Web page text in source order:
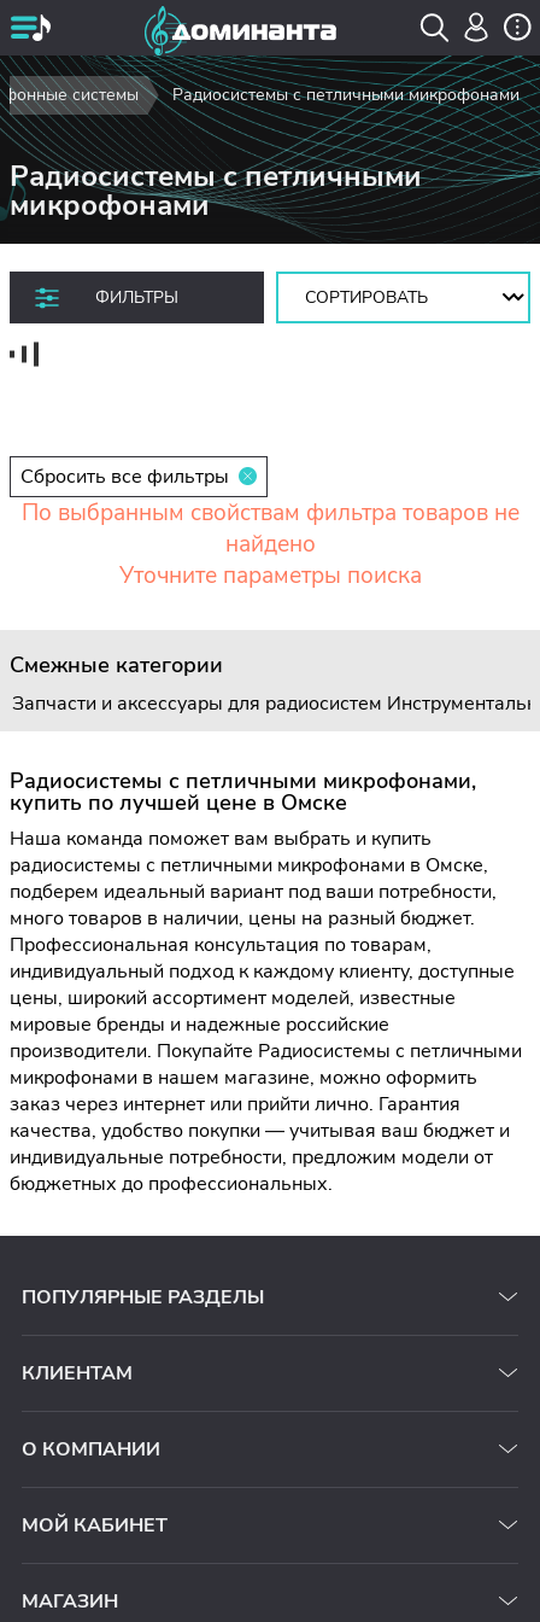
системы Радиосистемы с петличными микрофонами
Радиосистемы с петличными
микрофонами
ФИЛЬТРЫ
Сортировать:
Сбросить все фильтры
По выбранным свойствам фильтра товаров не
найдено
Уточните параметры поиска
Смежные категории
Запчасти и аксессуары для радиосистем
Радиосистемы с петличными микрофонами,
купить по лучшей цене в Омске
Наша команда поможет вам выбрать и купить
радиосистемы с петличными микрофонами в Омске,
подберем идеальный вариант под ваши потребности,
много товаров в наличии, цены на разный бюджет.
Профессиональная консультация по товарам,
индивидуальный подход к каждому клиенту, доступные
цены, широкий ассортимент моделей, известные
мировые бренды и надежные российские
производители. Покупайте Радиосистемы с петличными
микрофонами в нашем магазине, можно оформить
заказ через интернет или прийти лично. Гарантия
качества, удобство покупки — учитывая ваш бюджет и
индивидуальные потребности, предложим модели от
бюджетных до профессиональных.
ПОПУЛЯРНЫЕ РАЗДЕЛЫ
КЛИЕНТАМ
О КОМПАНИИ
МОЙ КАБИНЕТ
МАГАЗИН